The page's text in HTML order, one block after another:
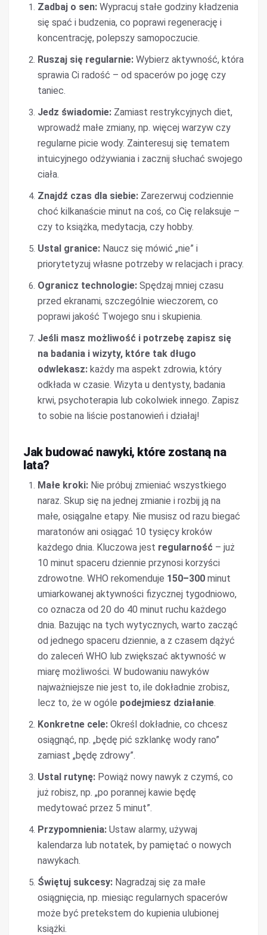
Zadbaj o sen: Wypracuj stałe godziny kładzenia
się spać i budzenia, co poprawi regenerację i
koncentrację, polepszy samopoczucie.
Ruszaj się regularnie: Wybierz aktywność, która
sprawia Ci radość – od spacerów po jogę czy
taniec.
Jedz świadomie: Zamiast restrykcyjnych diet,
wprowadź małe zmiany, np. więcej warzyw czy
regularne picie wody. Zainteresuj się tematem
intuicyjnego odżywiania i zacznij słuchać swojego
ciała.
Znajdź czas dla siebie: Zarezerwuj codziennie
choć kilkanaście minut na coś, co Cię relaksuje –
czy to książka, medytacja, czy hobby.
Ustal granice: Naucz się mówić „nie” i
priorytetyzuj własne potrzeby w relacjach i pracy.
Ogranicz technologie: Spędzaj mniej czasu
przed ekranami, szczególnie wieczorem, co
poprawi jakość Twojego snu i skupienia.
Jeśli masz możliwość i potrzebę zapisz się
na badania i wizyty, które tak długo
odwlekasz: każdy ma aspekt zdrowia, który
odkłada w czasie. Wizyta u dentysty, badania
krwi, psychoterapia lub cokolwiek innego. Zapisz
to sobie na liście postanowień i działaj!
Jak budować nawyki, które zostaną na
lata?
Małe kroki: Nie próbuj zmieniać wszystkiego
naraz. Skup się na jednej zmianie i rozbij ją na
małe, osiągalne etapy. Nie musisz od razu biegać
maratonów ani osiągać 10 tysięcy kroków
każdego dnia. Kluczowa jest regularność – już
10 minut spaceru dziennie przynosi korzyści
zdrowotne. WHO rekomenduje 150–300 minut
umiarkowanej aktywności fizycznej tygodniowo,
co oznacza od 20 do 40 minut ruchu każdego
dnia. Bazując na tych wytycznych, warto zacząć
od jednego spaceru dziennie, a z czasem dążyć
do zaleceń WHO lub zwiększać aktywność w
miarę możliwości. W budowaniu nawyków
najważniejsze nie jest to, ile dokładnie zrobisz,
lecz to, że w ogóle podejmiesz działanie.
Konkretne cele: Określ dokładnie, co chcesz
osiągnąć, np. „będę pić szklankę wody rano”
zamiast „będę zdrowy”.
Ustal rutynę: Powiąż nowy nawyk z czymś, co
już robisz, np. „po porannej kawie będę
medytować przez 5 minut”.
Przypomnienia: Ustaw alarmy, używaj
kalendarza lub notatek, by pamiętać o nowych
nawykach.
Świętuj sukcesy: Nagradzaj się za małe
osiągnięcia, np. miesiąc regularnych spacerów
może być pretekstem do kupienia ulubionej
książki.